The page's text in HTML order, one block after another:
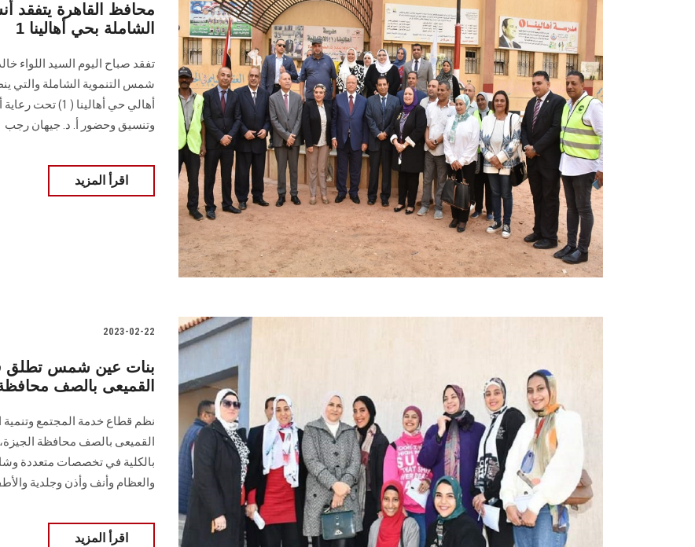
محافظ القاهرة يتفقد
الشاملة بحي أهالينا 1
تفقد صباح اليوم السيد اللواء
شمس التنموية الشاملة والتي
أهالي حي
وتنسيق وحضور أ. د. جيهان رجب
اقرأ المزيد
2023-02-22
بنات عين شمس تطلق
القميعى بالصف
نظم قطاع خدمة المجتمع وتنمية
القميعى بالصف محافظة
بالكلية في تخصصات متعددة
والعظام وأنف وأذن وجلدية
اقرأ المزيد